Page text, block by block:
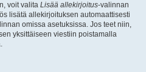
voit valita Lisää allekirjoitus-valinnan
lisätä allekirjoituksen automaattisesti
omissa asetuksissa. Jos teet niin,
yksittäiseen viestiin poistamalla